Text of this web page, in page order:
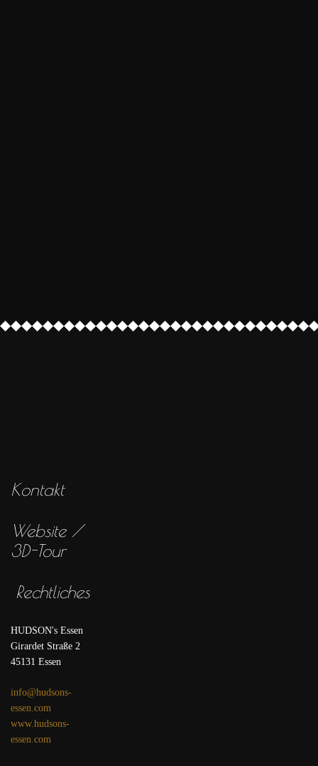
Kontakt
Website /
3D-Tour
Rechtliches
HUDSON's Essen
Girardet Straße 2
45131 Essen
info@hudsons-
essen.com
www.hudsons-
essen.com